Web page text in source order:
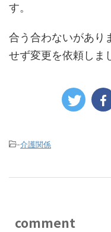
す。
合う合わないがあり
せず変更を依頼しま
-介護関係
comment